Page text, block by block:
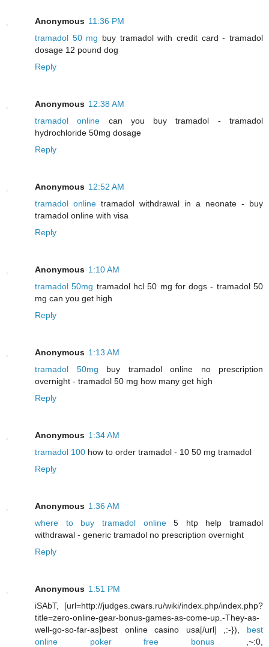
Anonymous 11:36 PM
tramadol 50 mg buy tramadol with credit card - tramadol
dosage 12 pound dog
Reply
Anonymous 12:38 AM
tramadol online can you buy tramadol - tramadol
hydrochloride 50mg dosage
Reply
Anonymous 12:52 AM
tramadol online tramadol withdrawal in a neonate - buy
tramadol online with visa
Reply
Anonymous 1:10 AM
tramadol 50mg tramadol hcl 50 mg for dogs - tramadol 50
mg can you get high
Reply
Anonymous 1:13 AM
tramadol 50mg buy tramadol online no prescription
overnight - tramadol 50 mg how many get high
Reply
Anonymous 1:34 AM
tramadol 100 how to order tramadol - 10 50 mg tramadol
Reply
Anonymous 1:36 AM
where to buy tramadol online5 htp help tramadol
withdrawal - generic tramadol no prescription overnight
Reply
Anonymous 1:51 PM
iSAbT, [url=http://judges.cwars.ru/wiki/index.php/index.php?
title=zero-online-gear-bonus-games-as-come-up.-They-as-
well-go-so-far-as]best online casino usa[/url] ,:-}), best
online poker free bonus,~:0,